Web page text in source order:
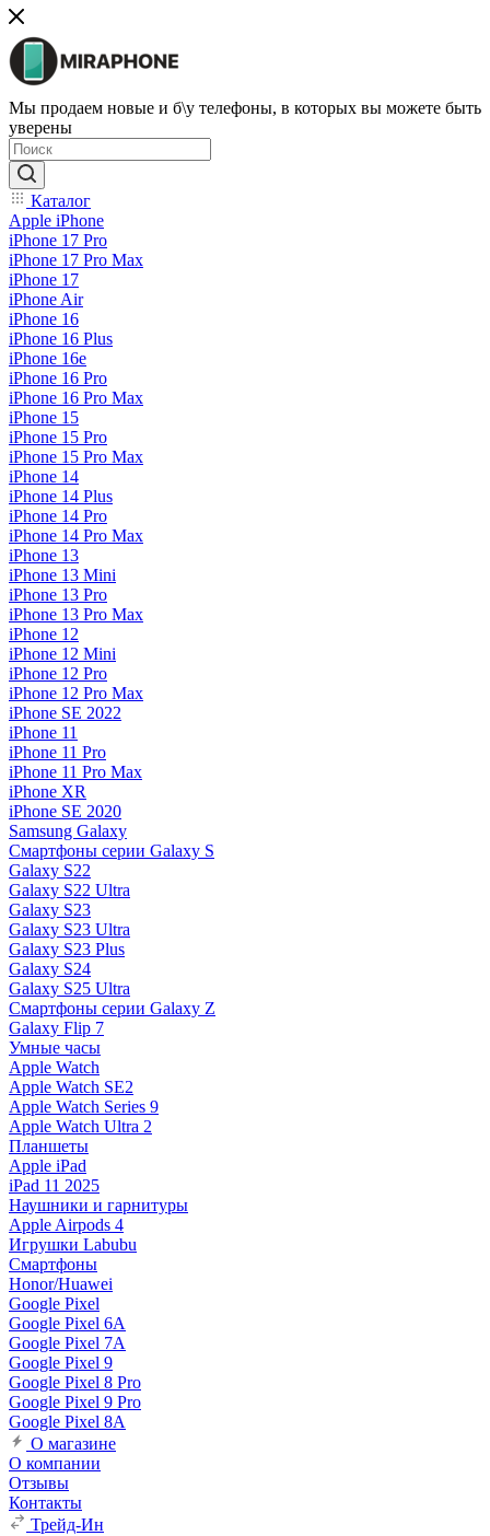
Мы продаем новые и б\у телефоны, в которых вы можете быть
уверены
Каталог
Apple iPhone
iPhone 17 Pro
iPhone 17 Pro Max
iPhone 17
iPhone Air
iPhone 16
iPhone 16 Plus
iPhone 16e
iPhone 16 Pro
iPhone 16 Pro Max
iPhone 15
iPhone 15 Pro
iPhone 15 Pro Max
iPhone 14
iPhone 14 Plus
iPhone 14 Pro
iPhone 14 Pro Max
iPhone 13
iPhone 13 Mini
iPhone 13 Pro
iPhone 13 Pro Max
iPhone 12
iPhone 12 Mini
iPhone 12 Pro
iPhone 12 Pro Max
iPhone SE 2022
iPhone 11
iPhone 11 Pro
iPhone 11 Pro Max
iPhone XR
iPhone SE 2020
Samsung Galaxy
Смартфоны серии Galaxy S
Galaxy S22
Galaxy S22 Ultra
Galaxy S23
Galaxy S23 Ultra
Galaxy S23 Plus
Galaxy S24
Galaxy S25 Ultra
Смартфоны серии Galaxy Z
Galaxy Flip 7
Умные часы
Apple Watch
Apple Watch SE2
Apple Watch Series 9
Apple Watch Ultra 2
Планшеты
Apple iPad
iPad 11 2025
Наушники и гарнитуры
Apple Airpods 4
Игрушки Labubu
Смартфоны
Honor/Huawei
Google Pixel
Google Pixel 6A
Google Pixel 7А
Google Pixel 9
Google Pixel 8 Pro
Google Pixel 9 Pro
Google Pixel 8A
О магазине
О компании
Отзывы
Контакты
Трейд-Ин